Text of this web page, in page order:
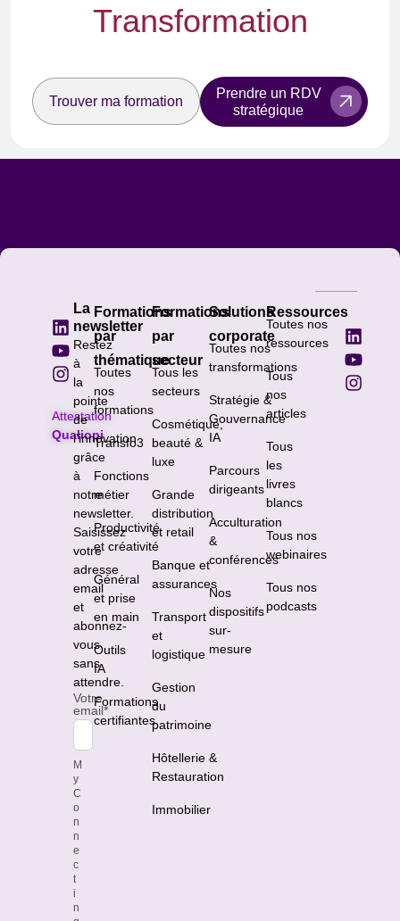
Transformation
Trouver ma formation
Prendre un RDV
stratégique
Attestation
Qualiopi
La
newsletter
Restez
à
la
pointe
de
l’innovation
grâce
à
notre
newsletter.
Saisissez
votre
adresse
email
et
abonnez-
vous
sans
attendre.
Votre
email*
M
y
C
o
n
n
e
c
t
i
n
Formations
par
thématique
Toutes
nos
formations
Transfo3
Fonctions
métier
Productivité
et créativité
Général
et prise
en main
Outils
IA
Formations
certifiantes
Formations
par
secteur
Tous les
secteurs
Cosmétique,
beauté &
luxe
Grande
distribution
et retail
Banque et
assurances
Transport
et
logistique
Gestion
du
patrimoine
Hôtellerie &
Restauration
Immobilier
Solutions
corporate
Toutes nos
transformations
Stratégie &
Gouvernance
IA
Parcours
dirigeants
Acculturation
&
conférences
Nos
dispositifs
sur-
mesure
Ressources
Toutes nos
ressources
Tous
nos
articles
Tous
les
livres
blancs
Tous nos
webinaires
Tous nos
podcasts